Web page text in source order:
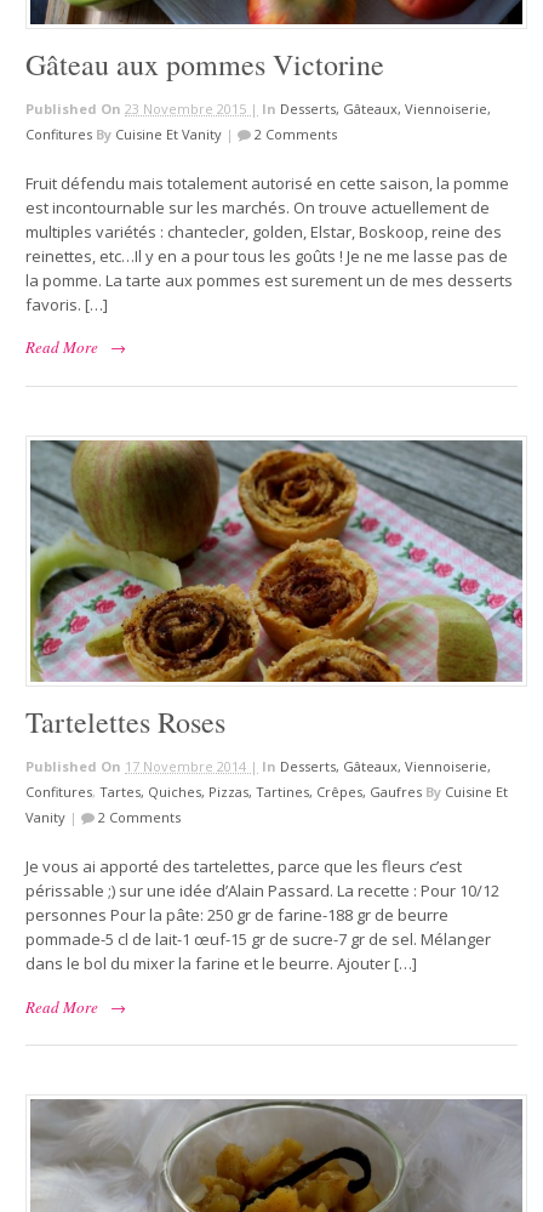
Gâteau aux pommes Victorine
Published On 23 Novembre 2015 | In Desserts, Gâteaux, Viennoiserie,
Confitures By Cuisine Et Vanity | 2 Comments
Fruit défendu mais totalement autorisé en cette saison, la pomme
est incontournable sur les marchés. On trouve actuellement de
multiples variétés : chantecler, golden, Elstar, Boskoop, reine des
reinettes, etc…Il y en a pour tous les goûts ! Je ne me lasse pas de
la pomme. La tarte aux pommes est surement un de mes desserts
favoris. […]
Read More
→
Tartelettes Roses
Published On 17 Novembre 2014 | In Desserts, Gâteaux, Viennoiserie,
Confitures,Tartes, Quiches, Pizzas, Tartines, Crêpes, Gaufres By Cuisine Et
Vanity | 2 Comments
Je vous ai apporté des tartelettes, parce que les fleurs c’est
périssable ;) sur une idée d’Alain Passard. La recette : Pour 10/12
personnes Pour la pâte: 250 gr de farine-188 gr de beurre
pommade-5 cl de lait-1 œuf-15 gr de sucre-7 gr de sel. Mélanger
dans le bol du mixer la farine et le beurre. Ajouter […]
Read More
→